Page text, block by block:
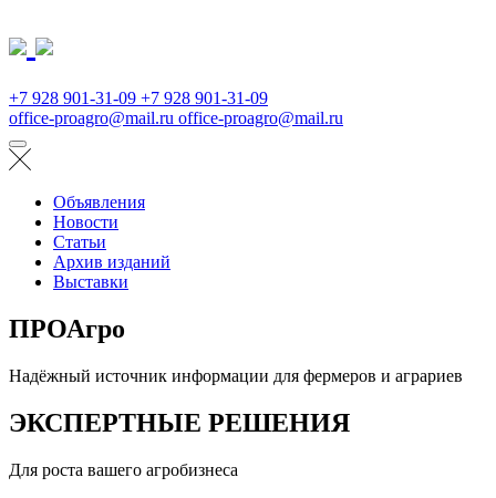
+7 928 901-31-09 +7 928 901-31-09
office-proagro@mail.ru office-proagro@mail.ru
Объявления
Новости
Статьи
Архив изданий
Выставки
ПРОАгро
Надёжный источник информации для фермеров и аграриев
ЭКСПЕРТНЫЕ РЕШЕНИЯ
Для роста вашего агробизнеса